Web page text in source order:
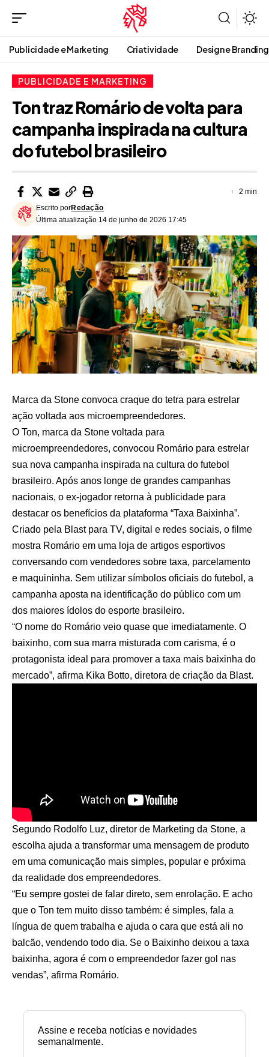
Publicidade e Marketing Criatividade Design e Branding
PUBLICIDADE E MARKETING
Ton traz Romário de volta para
campanha inspirada na cultura
do futebol brasileiro
Última atualização 14 de junho de 2026 17:45
Escrito porRedação
2 min
Marca da Stone convoca craque do tetra para estrelar
ação voltada aos microempreendedores.
O Ton, marca da Stone voltada para
microempreendedores, convocou Romário para estrelar
sua nova campanha inspirada na cultura do futebol
brasileiro. Após anos longe de grandes campanhas
nacionais, o ex-jogador retorna à publicidade para
destacar os benefícios da plataforma “Taxa Baixinha”.
Criado pela Blast para TV, digital e redes sociais, o filme
mostra Romário em uma loja de artigos esportivos
conversando com vendedores sobre taxa, parcelamento
e maquininha. Sem utilizar símbolos oficiais do futebol, a
campanha aposta na identificação do público com um
dos maiores ídolos do esporte brasileiro.
“O nome do Romário veio quase que imediatamente. O
baixinho, com sua marra misturada com carisma, é o
protagonista ideal para promover a taxa mais baixinha do
mercado”, afirma Kika Botto, diretora de criação da Blast.
Segundo Rodolfo Luz, diretor de Marketing da Stone, a
escolha ajuda a transformar uma mensagem de produto
em uma comunicação mais simples, popular e próxima
da realidade dos empreendedores.
“Eu sempre gostei de falar direto, sem enrolação. E acho
que o Ton tem muito disso também: é simples, fala a
língua de quem trabalha e ajuda o cara que está ali no
balcão, vendendo todo dia. Se o Baixinho deixou a taxa
baixinha, agora é com o empreendedor fazer gol nas
vendas”, afirma Romário.
Assine e receba notícias e novidades
semanalmente.